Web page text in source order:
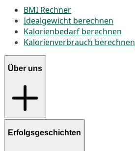
BMI Rechner
Idealgewicht berechnen
Kalorienbedarf berechnen
Kalorienverbrauch berechnen
Über uns
Erfolgsgeschichten